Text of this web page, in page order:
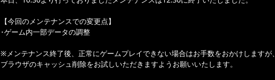
【今回のメンテナンスでの変更点】
･ゲーム内一部データの調整
※メンテナンス終了後、正常にゲームプレイできない場合はお手数をおかけしますが、
ブラウザのキャッシュ削除をお試しいただきますようお願いいたします。